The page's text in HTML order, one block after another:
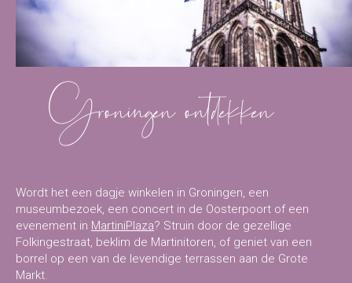
Groningen ontdekken
Wordt het een dagje winkelen in Groningen, een
museumbezoek, een concert in de Oosterpoort of een
evenement in MartiniPlaza? Struin door de gezellige
Folkingestraat, beklim de Martinitoren, of geniet van een
borrel op een van de levendige terrassen aan de Grote
Markt.